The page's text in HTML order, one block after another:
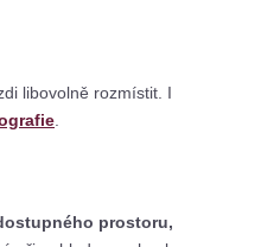
libovolně rozmístit. I
prostoru,